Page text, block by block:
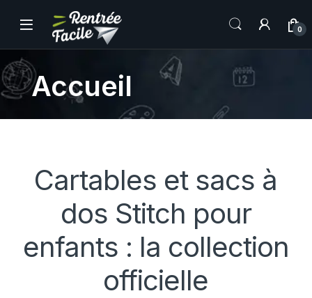
0
Accueil
Cartables et sacs à
dos Stitch pour
enfants : la collection
officielle